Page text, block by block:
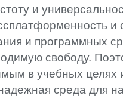
и
и программных
свободу.
в учебных целях
среда для